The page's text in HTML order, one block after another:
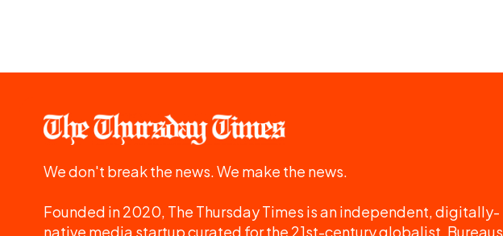
We don't break the news. We make the news.
Founded in 2020, The Thursday Times is an independent, digitally-
native media startup curated for the 21st-century globalist. Bureaus